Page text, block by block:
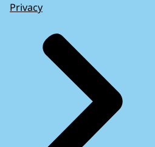
Privacy